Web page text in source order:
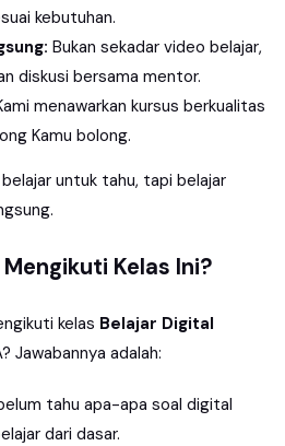
kebutuhan.
Bukan sekadar video belajar,
diskusi bersama mentor.
menawarkan kursus berkualitas
Kamu bolong.
untuk tahu, tapi belajar
Kelas Ini?
kelas Belajar Digital
Jawabannya adalah:
tahu apa-apa soal digital
dari dasar.